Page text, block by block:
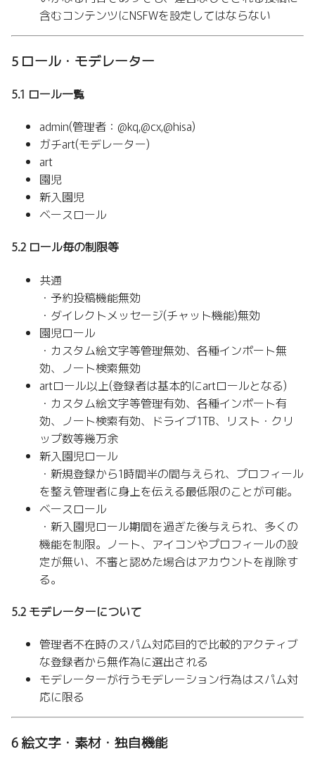
含むコンテンツにNSFWを設定してはならない
5 ロール・モデレーター
5.1 ロール一覧
admin(管理者：@kq,@cx,@hisa)
ガチart(モデレーター)
art
園児
新入園児
ベースロール
5.2 ロール毎の制限等
共通
・予約投稿機能無効
・ダイレクトメッセージ(チャット機能)無効
園児ロール
・カスタム絵文字等管理無効、各種インポート無
効、ノート検索無効
artロール以上(登録者は基本的にartロールとなる)
・カスタム絵文字等管理有効、各種インポート有
効、ノート検索有効、ドライブ1TB、リスト・クリ
ップ数等幾万余
新入園児ロール
・新規登録から1時間半の間与えられ、プロフィール
を整え管理者に身上を伝える最低限のことが可能。
ベースロール
・新入園児ロール期間を過ぎた後与えられ、多くの
機能を制限。ノート、アイコンやプロフィールの設
定が無い、不審と認めた場合はアカウントを削除す
る。
5.2 モデレーターについて
管理者不在時のスパム対応目的で比較的アクティブ
な登録者から無作為に選出される
モデレーターが行うモデレーション行為はスパム対
応に限る
6 絵文字・素材・独自機能